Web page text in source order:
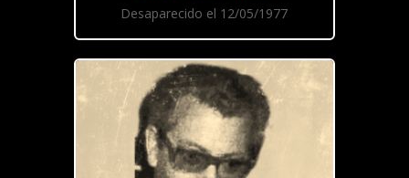
Desaparecido el 12/05/1977